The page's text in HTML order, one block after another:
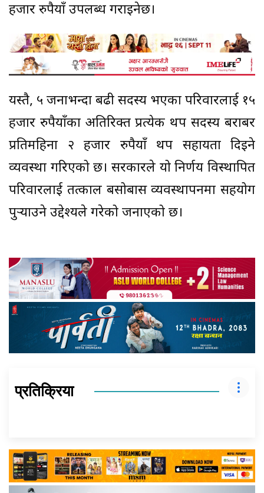
हजार रुपैयाँ उपलब्ध गराइनेछ।
यस्तै, ५ जनाभन्दा बढी सदस्य भएका परिवारलाई १५
हजार रुपैयाँका अतिरिक्त प्रत्येक थप सदस्य बराबर
प्रतिमहिना २ हजार रुपैयाँ थप सहायता दिइने
व्यवस्था गरिएको छ। सरकारले यो निर्णय विस्थापित
परिवारलाई तत्काल बसोबास व्यवस्थापनमा सहयोग
पुर्‍याउने उद्देश्यले गरेको जनाएको छ।
प्रतिक्रिया